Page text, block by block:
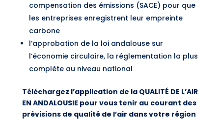
compensation des émissions (SACE) pour que
les entreprises enregistrent leur empreinte
carbone
l’approbation de la loi andalouse sur
l’économie circulaire, la réglementation la plus
complète au niveau national
Téléchargez l’application de la QUALITÉ DE L’AIR
EN ANDALOUSIE pour vous tenir au courant des
prévisions de qualité de l’air dans votre région